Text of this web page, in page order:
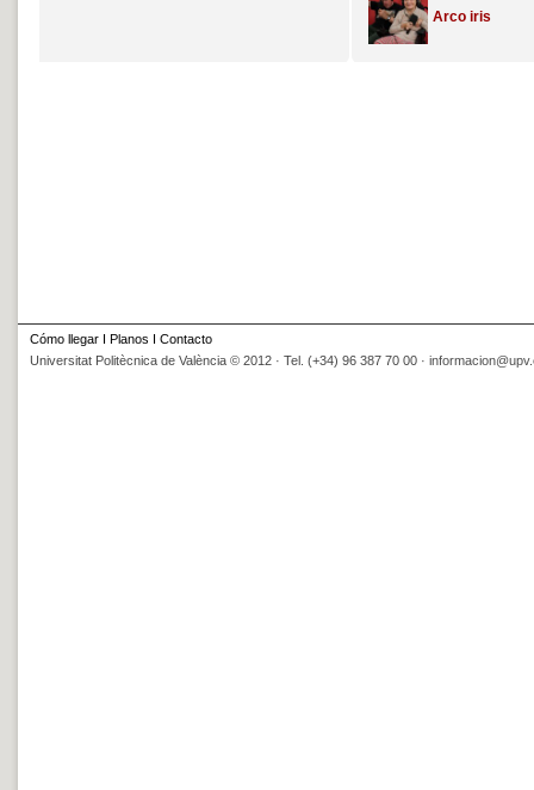
Arco iris
Cómo llegar I Planos I Contacto
Universitat Politècnica de València © 2012 · Tel. (+34) 96 387 70 00 ·